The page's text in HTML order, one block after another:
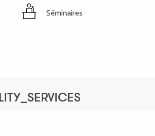
Séminaires